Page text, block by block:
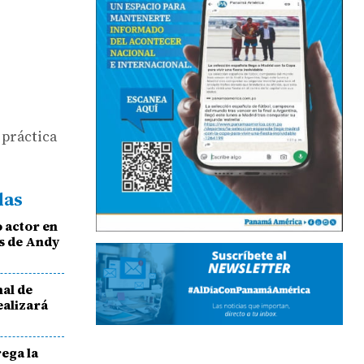
práctica
actor en
de Andy
de
la